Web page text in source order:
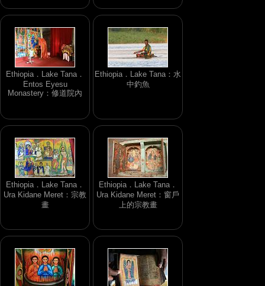
Ethiopia．Lake Tana．
Entos Eyesu
Monastery：修道院內
Ethiopia．Lake Tana：水
中釣魚
Ethiopia．Lake Tana．
Ura Kidane Meret：宗教
畫
Ethiopia．Lake Tana．
Ura Kidane Meret：窗戶
上的宗教畫